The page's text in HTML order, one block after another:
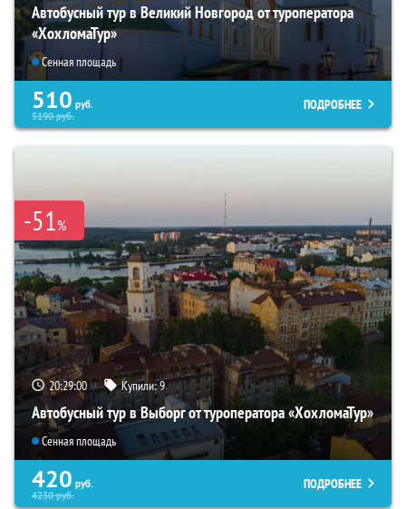
Автобусный тур в Великий Новгород от туроператора
«ХохломаТур»
Сенная площадь
510 руб.
5190руб.
ПОДРОБНЕЕ
-51%
20:28:59 Купили:9
Автобусный тур в Выборг от туроператора «ХохломаТур»
Сенная площадь
420 руб.
4230руб.
ПОДРОБНЕЕ